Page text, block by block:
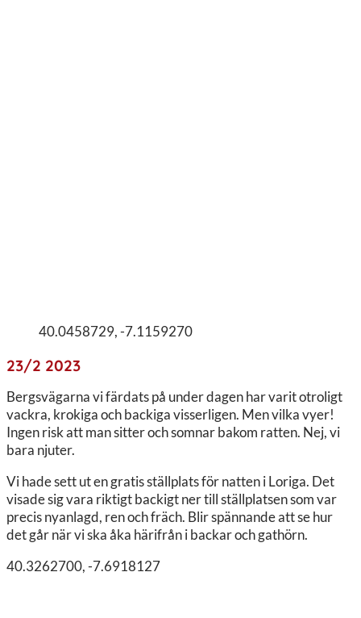
40.0458729, -7.1159270
23/2 2023
Bergsvägarna vi färdats på under dagen har varit otroligt
vackra, krokiga och backiga visserligen. Men vilka vyer!
Ingen risk att man sitter och somnar bakom ratten. Nej, vi
bara njuter.
Vi hade sett ut en gratis ställplats för natten i Loriga. Det
visade sig vara riktigt backigt ner till ställplatsen som var
precis nyanlagd, ren och fräch. Blir spännande att se hur
det går när vi ska åka härifrån i backar och gathörn.
40.3262700, -7.6918127